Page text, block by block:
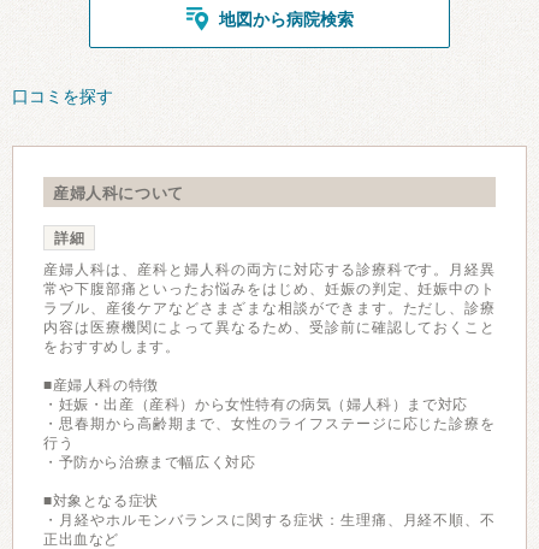
地図から病院検索
口コミを探す
産婦人科について
詳細
産婦人科は、産科と婦人科の両方に対応する診療科です。月経異
常や下腹部痛といったお悩みをはじめ、妊娠の判定、妊娠中のト
ラブル、産後ケアなどさまざまな相談ができます。ただし、診療
内容は医療機関によって異なるため、受診前に確認しておくこと
をおすすめします。
■産婦人科の特徴
・妊娠・出産（産科）から女性特有の病気（婦人科）まで対応
・思春期から高齢期まで、女性のライフステージに応じた診療を
行う
・予防から治療まで幅広く対応
■対象となる症状
・月経やホルモンバランスに関する症状：生理痛、月経不順、不
正出血など